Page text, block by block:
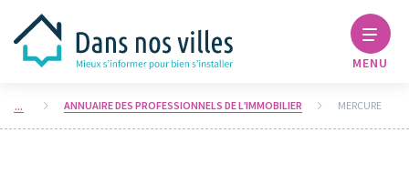
MENU
ANNUAIRE DES PROFESSIONNELS DE L’IMMOBILIER MERCURE